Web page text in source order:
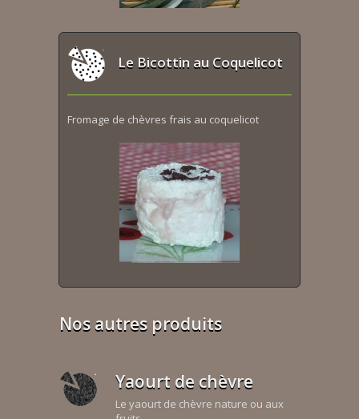
Le Bicottin au Coquelicot
Fromage de chèvres frais au coquelicot
Nos autres produits
Yaourt de chèvre
Le yaourt de chèvre nature ou aux